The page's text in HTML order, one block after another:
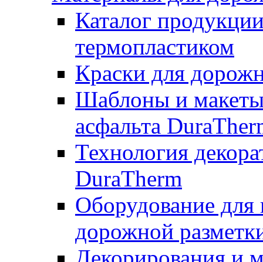
Каталог
термопластиком
Краски для
Шаблоны и макеты
асфальта
Технология
DuraTherm
Оборудование для
дорожной